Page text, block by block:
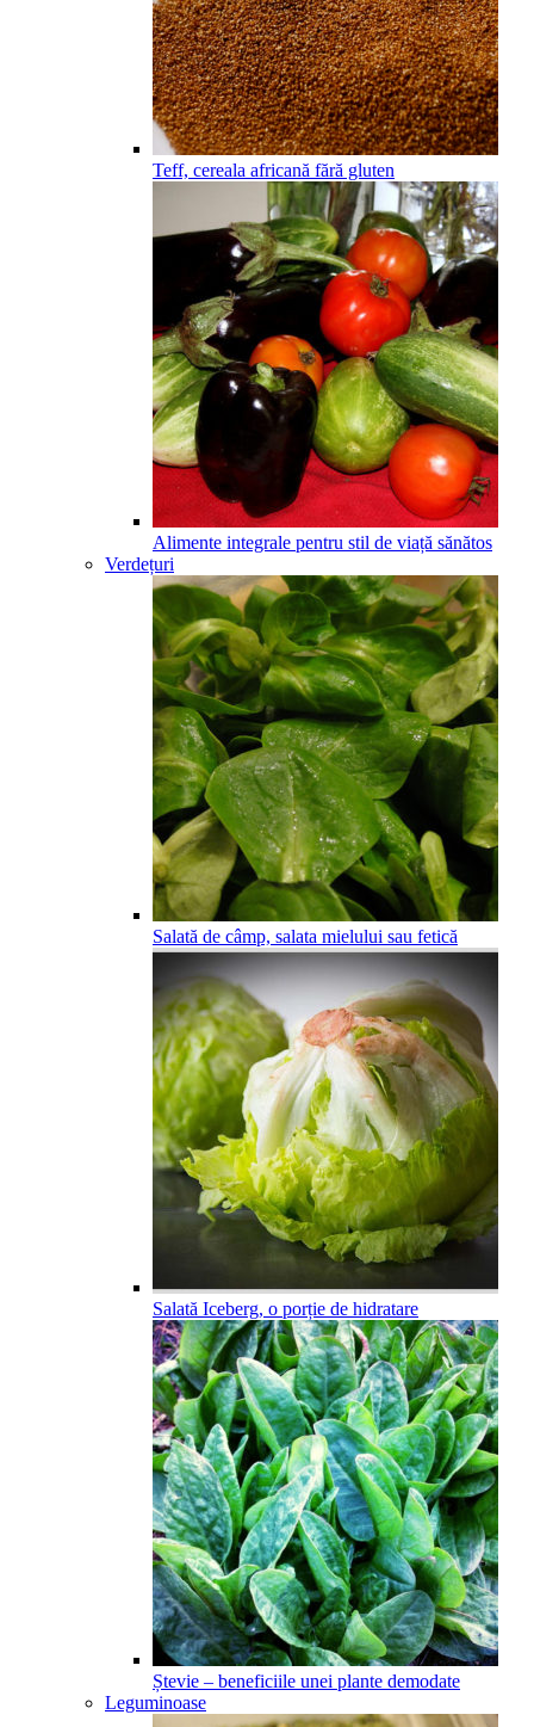
Teff, cereala africană fără gluten
Alimente integrale pentru stil de viață sănătos
Verdețuri
Salată de câmp, salata mielului sau fetică
Salată Iceberg, o porție de hidratare
Ștevie – beneficiile unei plante demodate
Leguminoase